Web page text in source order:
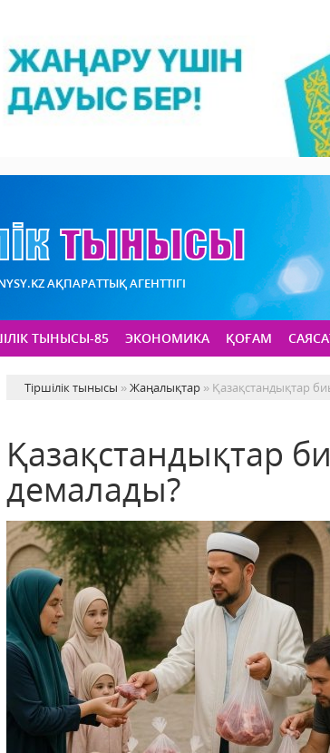
АҚПАРАТТЫҚ АГЕНТТІГІ
ТЫНЫСЫ-85 ЭКОНОМИКА ҚОҒАМ
Тіршілік тынысы »Жаңалықтар » Қазақстандықтар
Қазақстандықтар
демалады?